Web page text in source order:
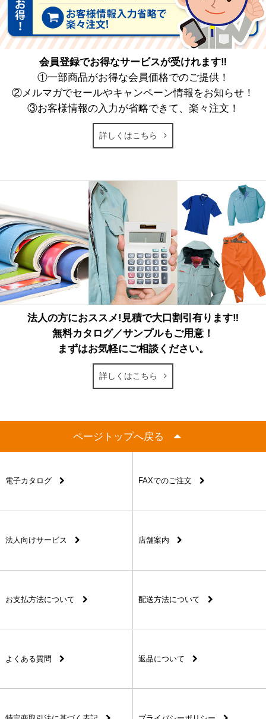
会員登録でお得なサービスが受けれます‼
①一部商品がお得な会員価格でのご提供！
②メルマガでセールやキャンペーン情報をお知らせ！
③お客様情報の入力が省略できて、楽々注文！
詳しくはこちら
法人の方におススメ!見積で大口割引有ります‼
無料カタログ／サンプルもご用意！
まずはお気軽にご相談ください。
詳しくはこちら
ページトップへ戻る
電子カタログ FAXでのご注文
法人向けサービス 店舗案内
お支払方法について 配送方法について
よくある質問 返品について